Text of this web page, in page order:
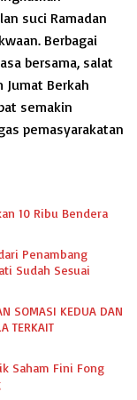
suci Ramadan
Berbagai
bersama, salat
Jumat Berkah
semakin
pemasyarakatan
10 Ribu Bendera
Penambang
Sudah Sesuai
SOMASI KEDUA DAN
TERKAIT
Saham Fini Fong